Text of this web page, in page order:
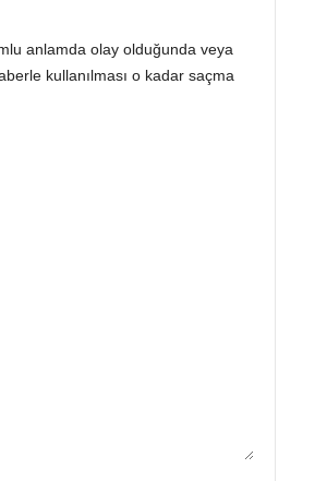
anlamda olay olduğunda veya
kullanılması o kadar saçma